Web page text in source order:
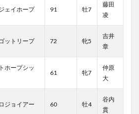
ェイホープ 91 牡7
藤田
凌
ットリープ 72 牝5
吉井
章
ホープシッ
61 牝7
仲原
大
ジョイアー 60 牡4
谷内
貫